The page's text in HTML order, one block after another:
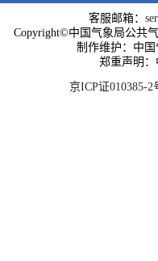
客服邮箱：
Copyright©中国气象局公共
制作维护：中
郑重声明
京ICP证010385-2